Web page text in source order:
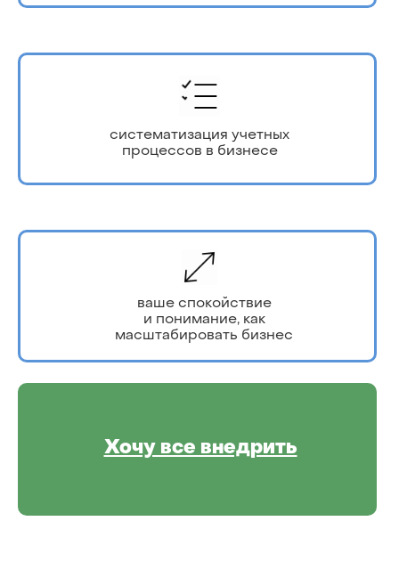
ваше спокойствие
и понимание, как
масштабировать бизнес
систематизация учетных
процессов в бизнесе
Хочу все внедрить